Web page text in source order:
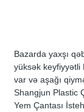
Bazarda yaxşı
yüksək keyfiyyətli
var və aşağı
Shangjun Plastic
Yem Çantası